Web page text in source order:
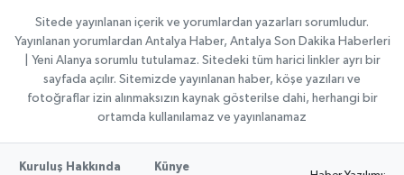
Sitede yayınlanan içerik ve yorumlardan yazarları sorumludur.
Yayınlanan yorumlardan Antalya Haber, Antalya Son Dakika Haberleri
| Yeni Alanya sorumlu tutulamaz. Sitedeki tüm harici linkler ayrı bir
sayfada açılır. Sitemizde yayınlanan haber, köşe yazıları ve
fotoğraflar izin alınmaksızın kaynak gösterilse dahi, herhangi bir
ortamda kullanılamaz ve yayınlanamaz
Kuruluş Hakkında Künye